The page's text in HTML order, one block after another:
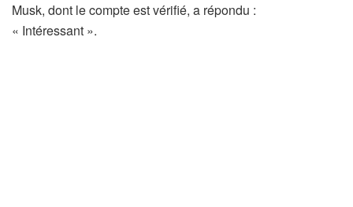
Musk, dont le compte est vérifié, a répondu :
« Intéressant ».